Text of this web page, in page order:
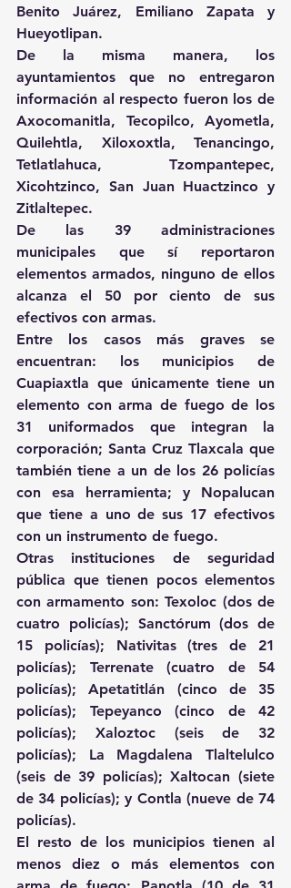
Benito Juárez, Emiliano Zapata y
Hueyotlipan.
De la misma manera, los
ayuntamientos que no entregaron
información al respecto fueron los de
Axocomanitla, Tecopilco, Ayometla,
Quilehtla, Xiloxoxtla, Tenancingo,
Tetlatlahuca, Tzompantepec,
Xicohtzinco, San Juan Huactzinco y
Zitlaltepec.
De las 39 administraciones
municipales que sí reportaron
elementos armados, ninguno de ellos
alcanza el 50 por ciento de sus
efectivos con armas.
Entre los casos más graves se
encuentran: los municipios de
Cuapiaxtla que únicamente tiene un
elemento con arma de fuego de los
31 uniformados que integran la
corporación; Santa Cruz Tlaxcala que
también tiene a un de los 26 policías
con esa herramienta; y Nopalucan
que tiene a uno de sus 17 efectivos
con un instrumento de fuego.
Otras instituciones de seguridad
pública que tienen pocos elementos
con armamento son: Texoloc (dos de
cuatro policías); Sanctórum (dos de
15 policías); Nativitas (tres de 21
policías); Terrenate (cuatro de 54
policías); Apetatitlán (cinco de 35
policías); Tepeyanco (cinco de 42
policías); Xaloztoc (seis de 32
policías); La Magdalena Tlaltelulco
(seis de 39 policías); Xaltocan (siete
de 34 policías); y Contla (nueve de 74
policías).
El resto de los municipios tienen al
menos diez o más elementos con